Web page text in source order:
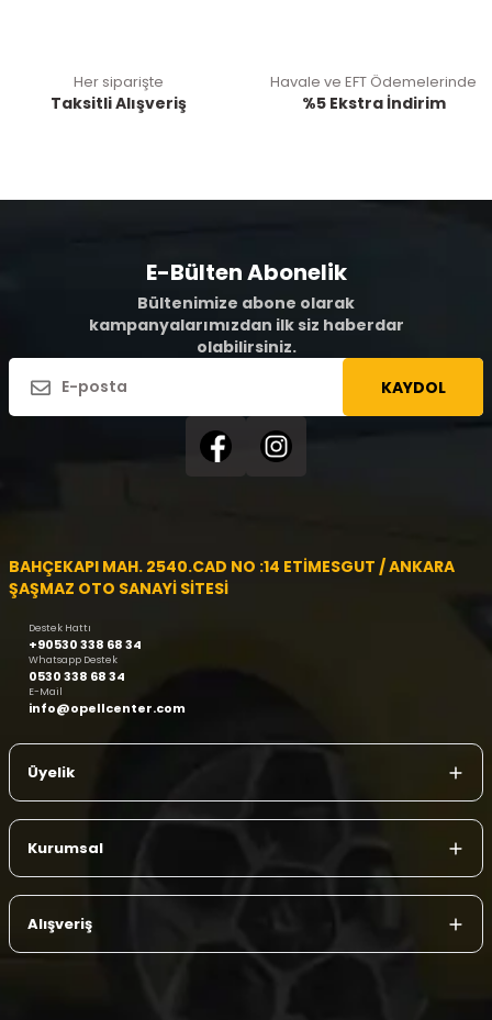
Her siparişte
Taksitli Alışveriş
Havale ve EFT Ödemelerinde
%5 Ekstra İndirim
E-Bülten Abonelik
Bültenimize abone olarak
kampanyalarımızdan ilk siz haberdar
olabilirsiniz.
KAYDOL
BAHÇEKAPI MAH. 2540.CAD NO :14 ETİMESGUT / ANKARA
ŞAŞMAZ OTO SANAYİ SİTESİ
Destek Hattı
+90530 338 68 34
Whatsapp Destek
0530 338 68 34
E-Mail
info@opellcenter.com
Üyelik
Kurumsal
Alışveriş